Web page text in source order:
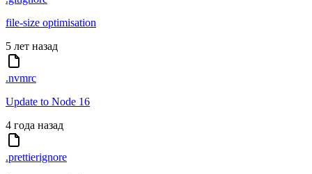
file-size optimisation
5 лет назад
.nvmrc
Update to Node 16
4 года назад
.prettierignore